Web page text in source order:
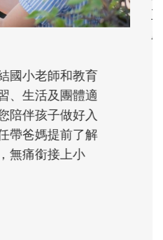
男人│讀懂父親的
！男人總是在一次
，跟著孩子一起長
遊戲，到獨立自
的能力養成。爸爸